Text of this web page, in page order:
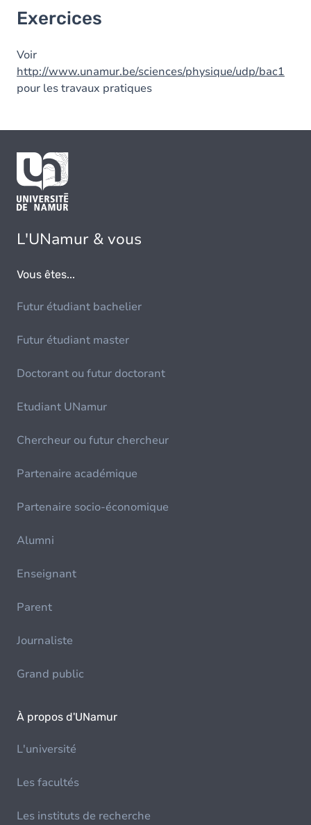
Exercices
Voir
http://www.unamur.be/sciences/physique/udp/bac1
pour les travaux pratiques
L'UNamur & vous
Vous êtes...
Futur étudiant bachelier
Futur étudiant master
Doctorant ou futur doctorant
Etudiant UNamur
Chercheur ou futur chercheur
Partenaire académique
Partenaire socio-économique
Alumni
Enseignant
Parent
Journaliste
Grand public
À propos d'UNamur
L'université
Les facultés
Les instituts de recherche